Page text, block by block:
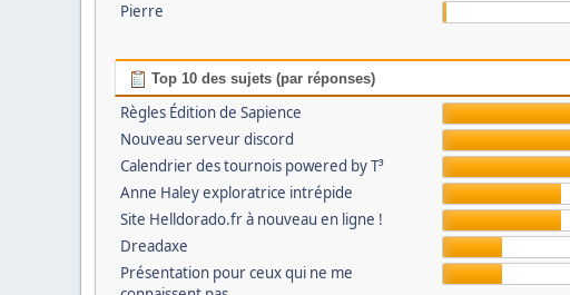
Pierre
Top 10 des sujets (par réponses)
Règles Édition de Sapience
Nouveau serveur discord
Calendrier des tournois powered by T³
Anne Haley exploratrice intrépide
Site Helldorado.fr à nouveau en ligne !
Dreadaxe
Présentation pour ceux qui ne me